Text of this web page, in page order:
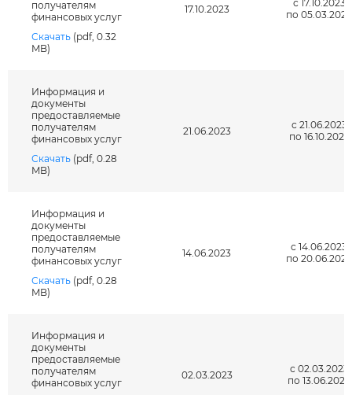
получателям
финансовых услуг
Скачать (pdf, 0.32
MB)
17.10.2023
с 17.10.2023
по 05.03.2024
Информация и
документы
предоставляемые
получателям
финансовых услуг
Скачать (pdf, 0.28
MB)
21.06.2023
с 21.06.2023
по 16.10.2023
Информация и
документы
предоставляемые
получателям
финансовых услуг
Скачать (pdf, 0.28
MB)
14.06.2023
с 14.06.2023
по 20.06.2023
Информация и
документы
предоставляемые
получателям
финансовых услуг
02.03.2023
с 02.03.2023
по 13.06.2023
Введите символы на картинке: *
Я даю согласие на обработку
персональных данных *